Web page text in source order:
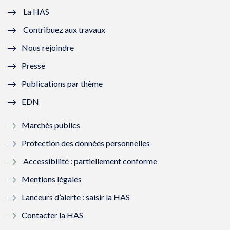
l
l
f
n
ê
t
r
e
)
e
e
n
ê
r
ê
t
e
ê
La HAS
Contribuez aux travaux
Nous rejoindre
Presse
Publications par thème
EDN
Marchés publics
Protection des données personnelles
Accessibilité : partiellement conforme
Mentions légales
Lanceurs d’alerte : saisir la HAS
Contacter la HAS